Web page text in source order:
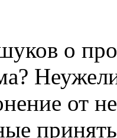
о
от